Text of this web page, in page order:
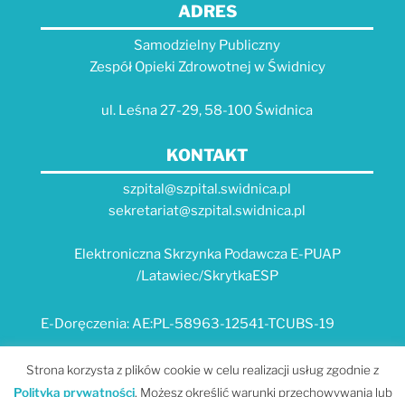
ADRES
Samodzielny Publiczny
Zespół Opieki Zdrowotnej w Świdnicy
ul. Leśna 27-29, 58-100 Świdnica
KONTAKT
szpital@szpital.swidnica.pl
sekretariat@szpital.swidnica.pl
Elektroniczna Skrzynka Podawcza E-PUAP
/Latawiec/SkrytkaESP
E-Doręczenia: AE:PL-58963-12541-TCUBS-19
E-USŁUGI
Strona korzysta z plików cookie w celu realizacji usług zgodnie z
Polityką prywatności. Możesz określić warunki przechowywania lub